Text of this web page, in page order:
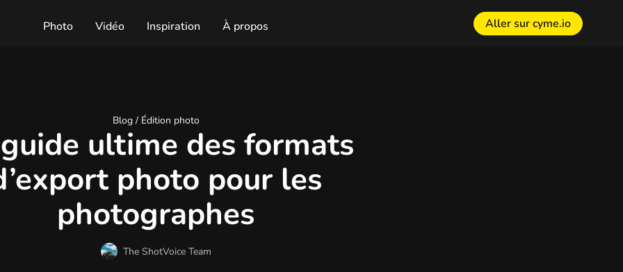
Photo Vidéo Inspiration À propos Aller sur cyme.io
Blog / Édition photo
ultime des formats
photo pour les
photographes
The ShotVoice Team